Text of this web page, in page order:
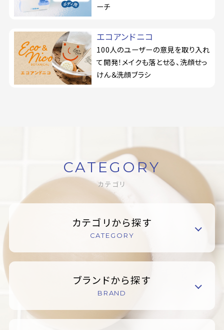
ーチ
エコアンドニコ
100人のユーザーの意見を取り入れ
て開発！メイクも落とせる、洗顔せっ
けん＆洗顔ブラシ
CATEGORY
カテゴリ
カテゴリから探す
CATEGORY
ブランドから探す
BRAND